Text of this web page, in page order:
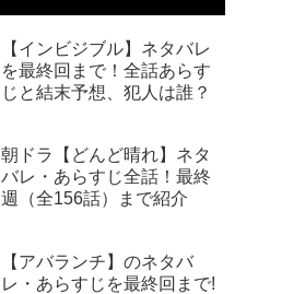
【インビジブル】ネタバレ
を最終回まで！全話あらす
じと結末予想、犯人は誰？
朝ドラ【どんど晴れ】ネタ
バレ・あらすじ全話！最終
週（全156話）まで紹介
【アバランチ】のネタバ
レ・あらすじを最終回まで!